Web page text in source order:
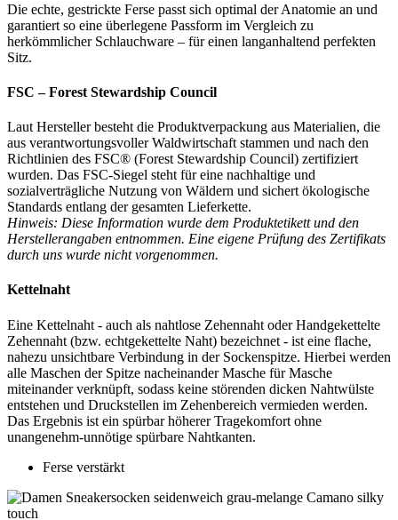
Die echte, gestrickte Ferse passt sich optimal der Anatomie an und
garantiert so eine überlegene Passform im Vergleich zu
herkömmlicher Schlauchware – für einen langanhaltend perfekten
Sitz.
FSC – Forest Stewardship Council
Laut Hersteller besteht die Produktverpackung aus Materialien, die
aus verantwortungsvoller Waldwirtschaft stammen und nach den
Richtlinien des FSC® (Forest Stewardship Council) zertifiziert
wurden. Das FSC-Siegel steht für eine nachhaltige und
sozialverträgliche Nutzung von Wäldern und sichert ökologische
Standards entlang der gesamten Lieferkette.
Hinweis: Diese Information wurde dem Produktetikett und den
Herstellerangaben entnommen. Eine eigene Prüfung des Zertifikats
durch uns wurde nicht vorgenommen.
Kettelnaht
Eine Kettelnaht - auch als nahtlose Zehennaht oder Handgekettelte
Zehennaht (bzw. echtgekettelte Naht) bezeichnet - ist eine flache,
nahezu unsichtbare Verbindung in der Sockenspitze. Hierbei werden
alle Maschen der Spitze nacheinander Masche für Masche
miteinander verknüpft, sodass keine störenden dicken Nahtwülste
entstehen und Druckstellen im Zehenbereich vermieden werden.
Das Ergebnis ist ein spürbar höherer Tragekomfort ohne
unangenehm-unnötige spürbare Nahtkanten.
Ferse verstärkt